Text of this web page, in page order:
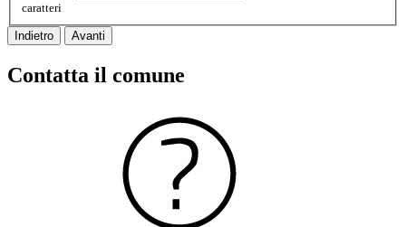
caratteri
Indietro Avanti
Contatta il comune